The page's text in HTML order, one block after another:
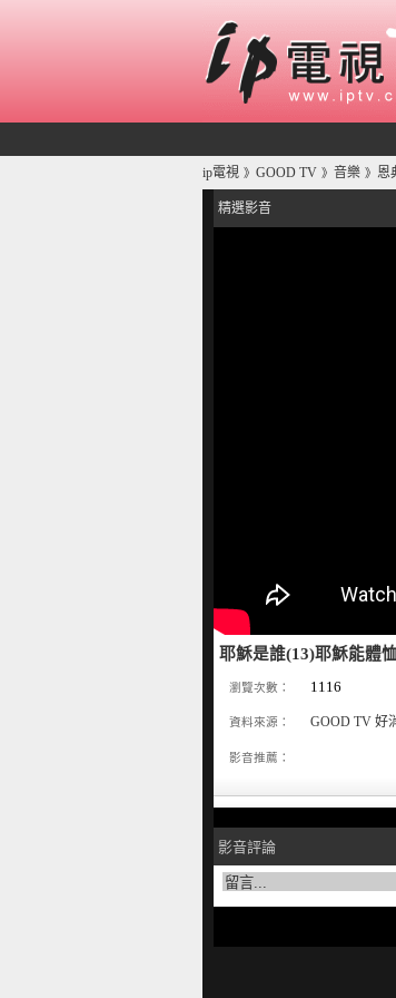
ip電視 》 GOOD TV 》 音樂 》 恩
精選影音
耶穌是誰(13)耶穌能體
瀏覽次數： 1116
資料來源： GOOD TV 好
影音推薦：
影音評論